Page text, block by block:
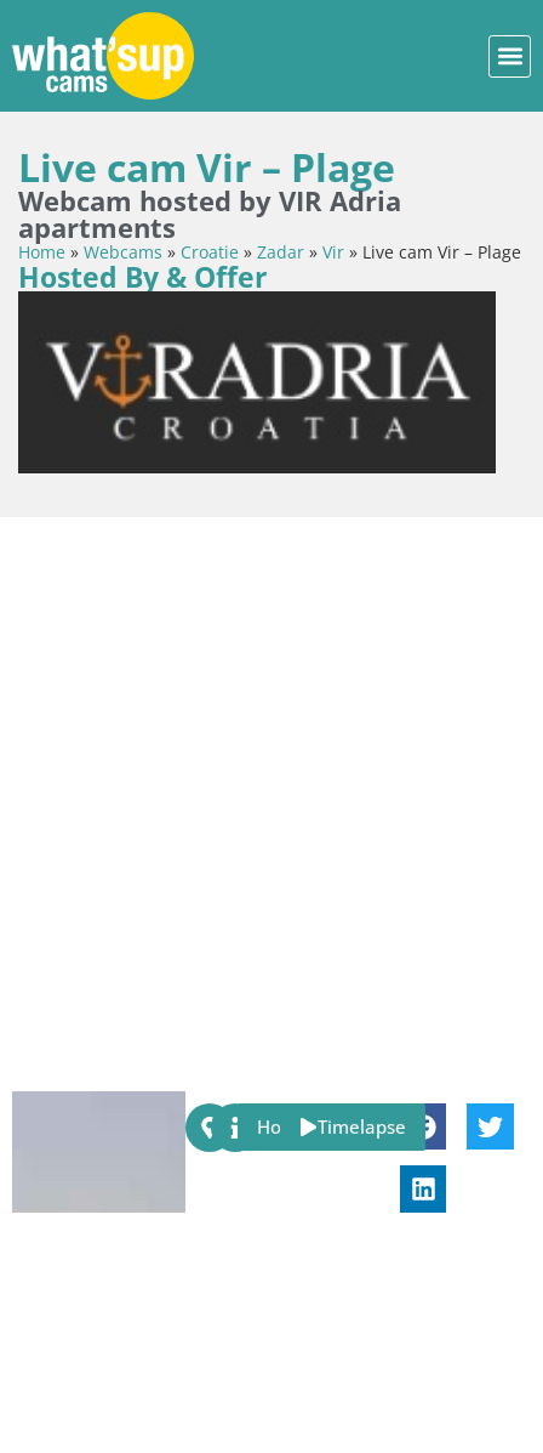
Live cam Vir – Plage
Webcam hosted by VIR Adria
apartments
Home » Webcams » Croatie » Zadar » Vir » Live cam Vir – Plage
Hosted By & Offer
Share:
Host Timelapse